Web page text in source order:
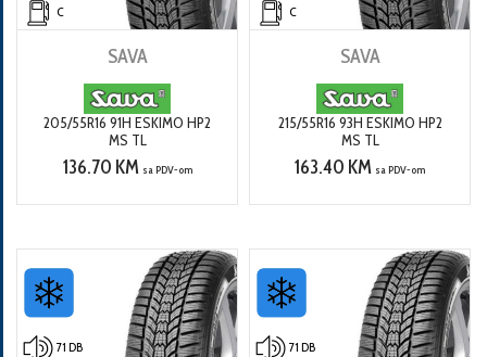
C
SAVA
205/55R16 91H ESKIMO HP2
MS TL
136.70 KM sa PDV-om
C
SAVA
215/55R16 93H ESKIMO HP2
MS TL
163.40 KM sa PDV-om
71 DB 71 DB